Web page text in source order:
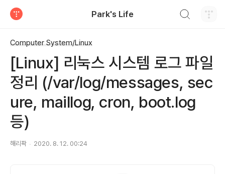
Park's Life
Computer System/Linux
[Linux] 리눅스 시스템 로그 파일
정리 (/var/log/messages, sec
ure, maillog, cron, boot.log
등)
해리팍 2020. 8. 12. 00:24